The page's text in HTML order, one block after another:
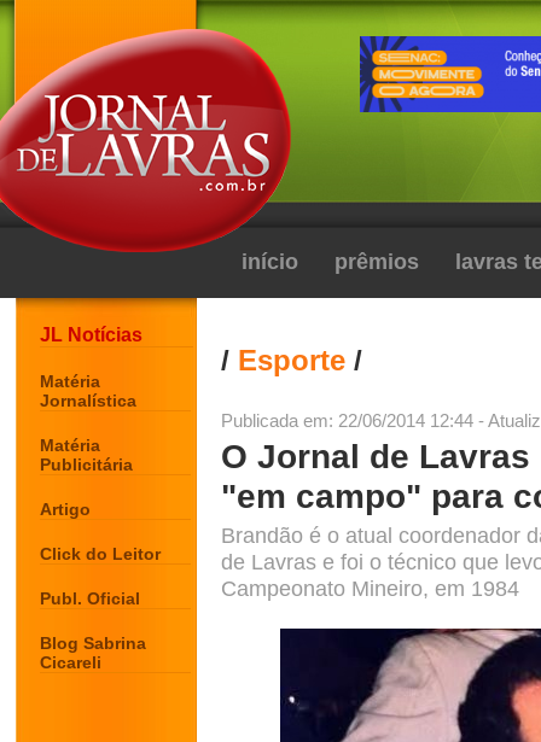
início prêmios lavras
JL Notícias
Matéria
Jornalística
Matéria
Publicitária
Artigo
Click do Leitor
Publ. Oficial
Blog Sabrina
Cicareli
/ Esporte /
Publicada em: 22/06/2014 12:44 -
O Jornal de
"em campo" para
Brandão é o atual coordenador
de Lavras e foi o técnico que
Campeonato Mineiro, em 1984